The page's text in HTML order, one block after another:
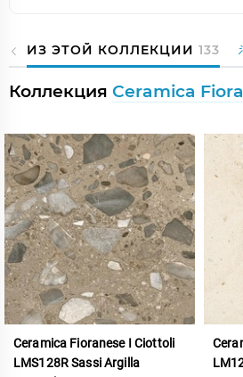
ИЗ ЭТОЙ КОЛЛЕКЦИИ 133
Коллекция Ceramica
Ceramica Fioranese I Ciottoli
LMS128R Sassi Argilla